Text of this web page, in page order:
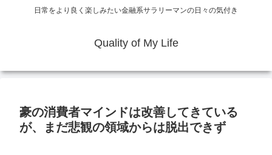
日常をより良く楽しみたい金融系サラリーマンの日々の気付き
Quality of My Life
豪の消費者マインドは改善してきている
が、まだ悲観の領域からは脱出できず